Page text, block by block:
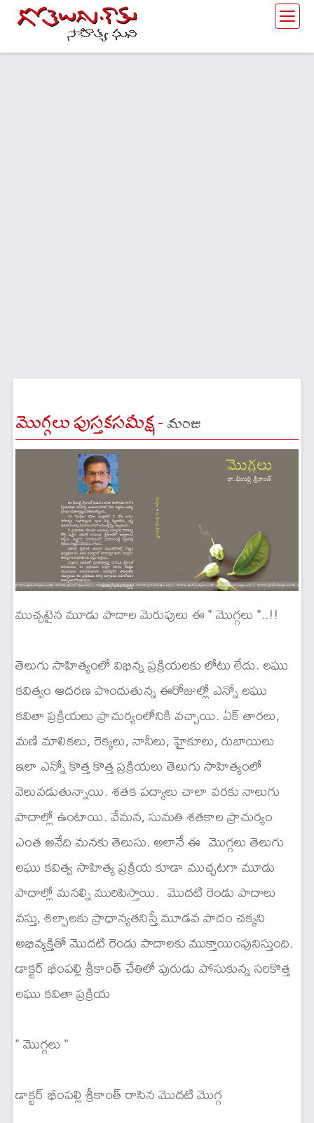
మొగ్గలు పుస్తకసమీక్ష -మంజు
ముచ్చటైన మూడు పాదాల మెరుపులు ఈ " మొగ్గలు "..!!
తెలుగు సాహిత్యంలో విభిన్న ప్రక్రియలకు లోటు లేదు. లఘు
కవిత్వం ఆదరణ పొందుతున్న ఈరోజుల్లో ఎన్నో లఘు
కవితా ప్రక్రియలు ప్రాచుర్యంలోనికి వచ్చాయి. ఏక్ తారలు,
మణి మాలికలు, రెక్కలు, నానీలు, హైకూలు, రుబాయిలు
ఇలా ఎన్నో కొత్త కొత్త ప్రక్రియలు తెలుగు సాహిత్యంలో
వెలువడుతున్నాయి. శతక పద్యాలు చాలా వరకు నాలుగు
పాదాల్లో ఉంటాయి. వేమన, సుమతి శతకాల ప్రాచుర్యం
ఎంత అనేది మనకు తెలుసు. అలానే ఈ మొగ్గలు తెలుగు
లఘు కవిత్వ సాహిత్య ప్రక్రియ కూడా ముచ్చటగా మూడు
పాదాల్లో మనల్ని మురిపిస్తాయి. మొదటి రెండు పాదాలు
వస్తు, శిల్పాలకు ప్రాధాన్యతనిస్తే మూడవ పాదం చక్కని
అభివ్యక్తితో మొదటి రెండు పాదాలకు ముక్తాయింపునిస్తుంది.
డాక్టర్ భీంపల్లి శ్రీకాంత్ చేతిలో పురుడు పోసుకున్న సరికొత్త
లఘు కవితా ప్రక్రియ
" మొగ్గలు "
డాక్టర్ భీంపల్లి శ్రీకాంత్ రాసిన మొదటి మొగ్గ